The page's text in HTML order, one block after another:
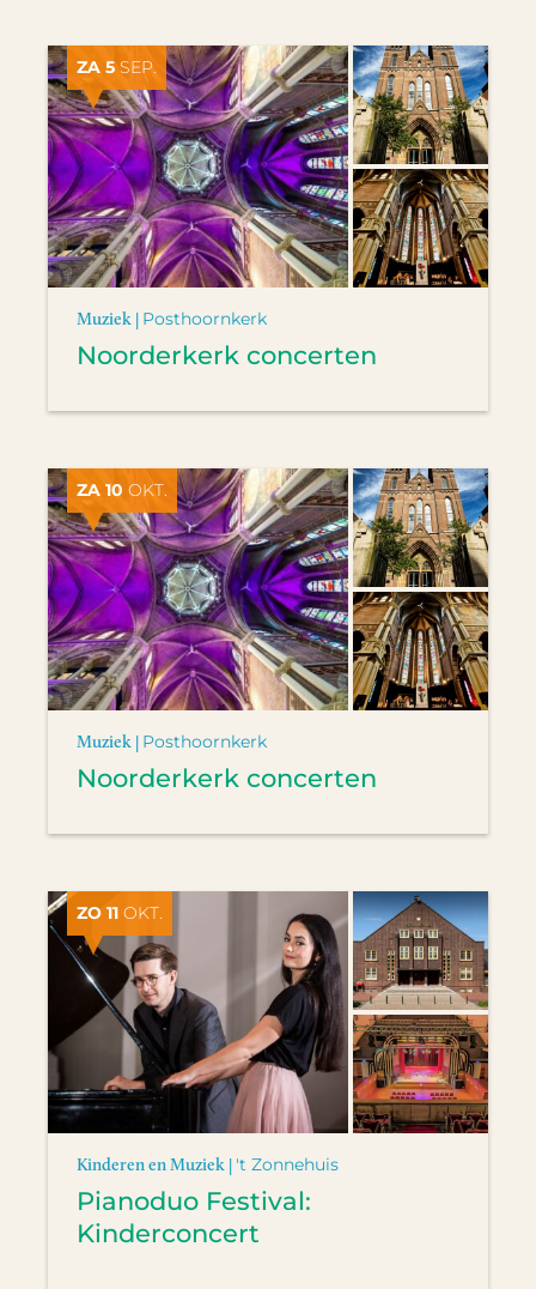
ZA 5 SEP.
Muziek | Posthoornkerk
Noorderkerk concerten
ZA 10 OKT.
Muziek | Posthoornkerk
Noorderkerk concerten
ZO 11 OKT.
Kinderen en Muziek | 't Zonnehuis
Pianoduo Festival:
Kinderconcert